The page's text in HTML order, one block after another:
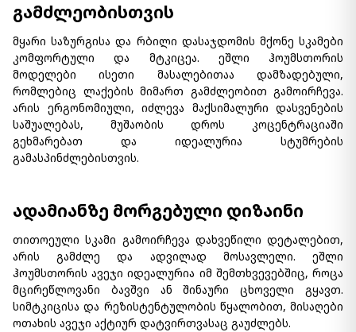
გამძლეობისთვის
მყარი საზურგისა და რბილი დასაჯდომის მქონე სკამები
კომფორტული და მტკიცეა. ეშლი ჰოუმსთორის
მოდელები ისეთი მასალებითაა დამზადებული,
რომლებიც ლაქების მიმართ გამძლეობით გამოირჩევა.
არის ერგონომიული, იძლევა მაქსიმალური დასვენების
საშუალებას, მუშაობის დროს კოცენტრაციაში
გეხმარებათ და იდეალურია სტუმრების
გამასპინძლებისთვის.
ადამიანზე მორგებული დიზაინი
თითოეული სკამი გამოირჩევა დახვეწილი დეტალებით,
არის გამძლე და ადვილად მოსავლელი. ეშლი
ჰოუმსთორის ავეჯი იდეალურია იმ შემთხვევებშიც, როცა
მცირეწლოვანი ბავშვი ან შინაური ცხოველი გყავთ.
სიმტკიცისა და რეზისტენტულობის წყალობით, მისაღები
ოთახის ავეჯი აქტიურ დატვირთვასაც გაუძლებს.